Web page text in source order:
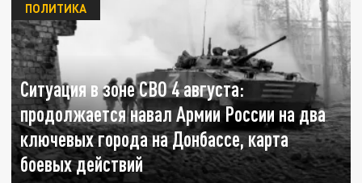
Ситуация в зоне СВО 4 августа:
продолжается навал Армии России на два
ключевых города на Донбассе, карта
боевых действий
ПОЛИТИКА